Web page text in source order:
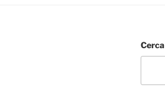
Cerca